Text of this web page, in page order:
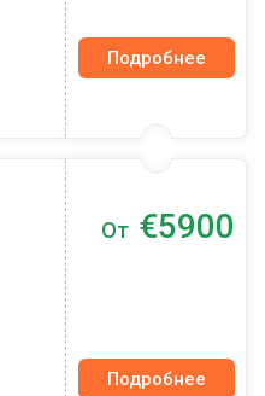
Подробнее
От €5900
Подробнее